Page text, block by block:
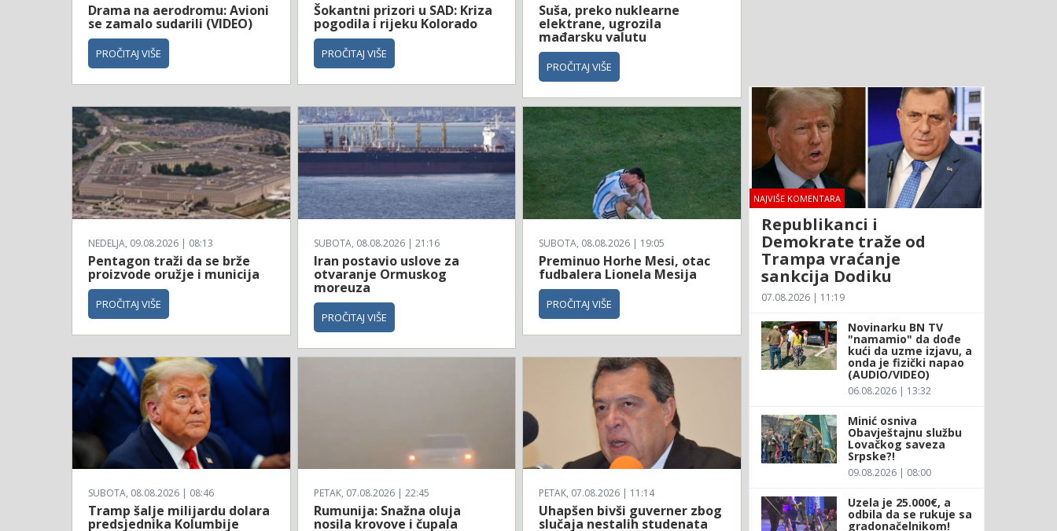
Drama na aerodromu: Avioni
se zamalo sudarili (VIDEO)
PROČITAJ VIŠE
Šokantni prizori u SAD: Kriza
pogodila i rijeku Kolorado
PROČITAJ VIŠE
Suša, preko nuklearne
elektrane, ugrozila
mađarsku valutu
PROČITAJ VIŠE
NEDELJA, 09.08.2026 | 08:13
Pentagon traži da se brže
proizvode oružje i municija
PROČITAJ VIŠE
SUBOTA, 08.08.2026 | 21:16
Iran postavio uslove za
otvaranje Ormuskog
moreuza
PROČITAJ VIŠE
SUBOTA, 08.08.2026 | 19:05
Preminuo Horhe Mesi, otac
fudbalera Lionela Mesija
PROČITAJ VIŠE
SUBOTA, 08.08.2026 | 08:46
Tramp šalje milijardu dolara
predsjednika Kolumbije
PETAK, 07.08.2026 | 22:45
Rumunija: Snažna oluja
nosila krovove i čupala
PETAK, 07.08.2026 | 11:14
Uhapšen bivši guverner zbog
slučaja nestalih studenata
NAJVIŠE KOMENTARA
Republikanci i
Demokrate traže od
Trampa vraćanje
sankcija Dodiku
07.08.2026 | 11:19
Novinarku BN TV
"namamio" da dođe
kući da uzme izjavu, a
onda je fizički napao
(AUDIO/VIDEO)
06.08.2026 | 13:32
Minić osniva
Obavještajnu službu
Lovačkog saveza
Srpske?!
09.08.2026 | 08:00
Uzela je 25.000€, a
odbila da se rukuje sa
gradonačelnikom!